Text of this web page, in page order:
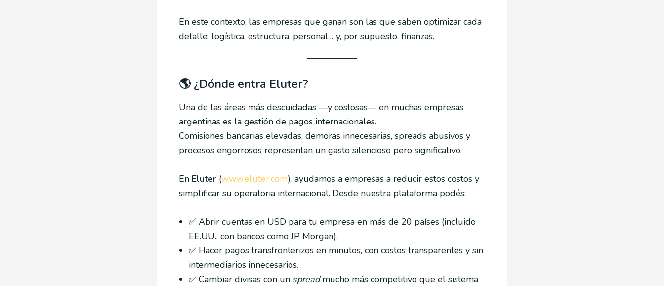
En este contexto, las empresas que ganan son las que saben optimizar cada
detalle: logística, estructura, personal… y, por supuesto, finanzas.
🌎 ¿Dónde entra Eluter?
Una de las áreas más descuidadas —y costosas— en muchas empresas
argentinas es la gestión de pagos internacionales.
Comisiones bancarias elevadas, demoras innecesarias, spreads abusivos y
procesos engorrosos representan un gasto silencioso pero significativo.
En Eluter (www.eluter.com), ayudamos a empresas a reducir estos costos y
simplificar su operatoria internacional. Desde nuestra plataforma podés:
✅ Abrir cuentas en USD para tu empresa en más de 20 países (incluido
EE.UU., con bancos como JP Morgan).
✅ Hacer pagos transfronterizos en minutos, con costos transparentes y sin
intermediarios innecesarios.
✅ Cambiar divisas con un spreadmucho más competitivo que el sistema